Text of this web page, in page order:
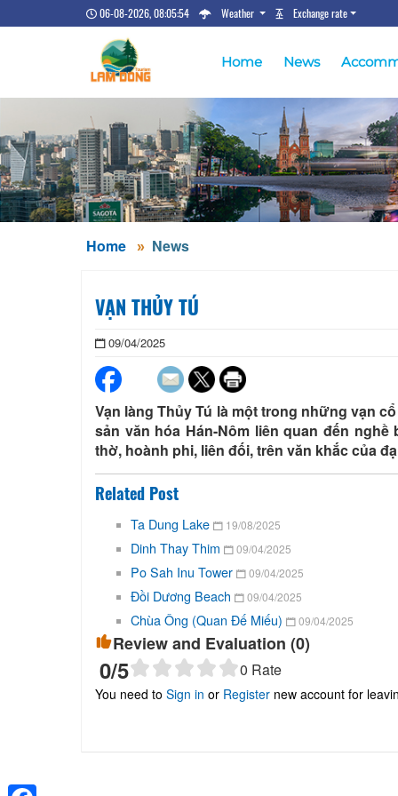
06-08-2026, 08:05:54 Weather Exchange rate
Home News
Home News
VẠN THỦY TÚ
09/04/2025
Vạn làng Thủy Tú là một trong những vạn
sản văn hóa Hán-Nôm liên quan đến
thờ, hoành phi, liên đối, trên văn khắc của
Related Post
Ta Dung Lake 19/08/2025
Dinh Thay Thim 09/04/2025
Po Sah Inu Tower 09/04/2025
Đồi Dương Beach 09/04/2025
Chùa Ông (Quan Đế Miếu) 09/04/2025
Review and Evaluation (0)
0/5 0 Rate
You need to Sign in or Register new account for